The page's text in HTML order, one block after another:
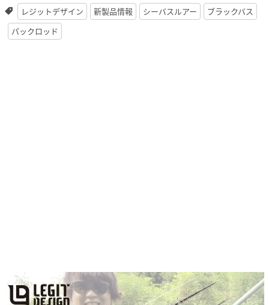
レジットデザイン 新製品情報 シーバスルアー
ブラックバス
パックロッド